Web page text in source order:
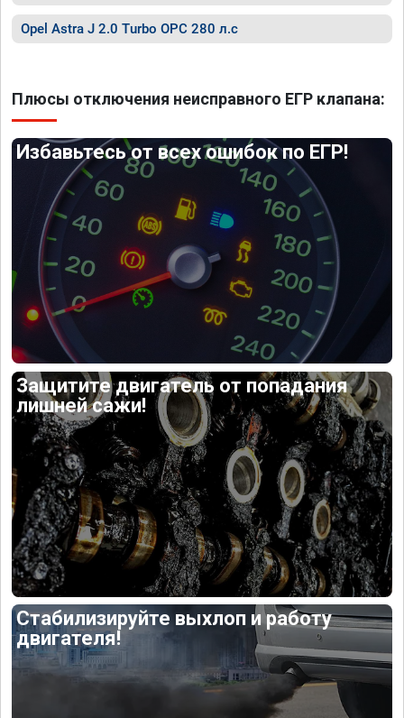
Opel Astra J 2.0 Turbo OPC 280 л.с
Плюсы отключения неисправного ЕГР клапана:
Избавьтесь от всех ошибок по ЕГР!
Защитите двигатель от попадания
лишней сажи!
Стабилизируйте выхлоп и работу
двигателя!